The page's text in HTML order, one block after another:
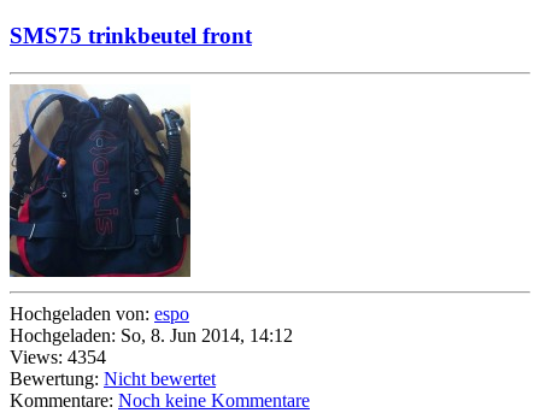
SMS75 trinkbeutel front
Hochgeladen von: espo
Hochgeladen: So, 8. Jun 2014, 14:12
Views: 4354
Bewertung: Nicht bewertet
Kommentare: Noch keine Kommentare